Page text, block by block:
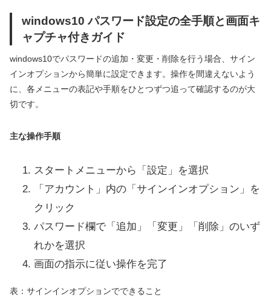
windows10 パスワード設定の全手順と画面キ
ャプチャ付きガイド
windows10でパスワードの追加・変更・削除を行う場合、サイン
インオプションから簡単に設定できます。操作を間違えないよう
に、各メニューの表記や手順をひとつずつ追って確認するのが大
切です。
主な操作手順
スタートメニューから「設定」を選択
「アカウント」内の「サインインオプション」を
クリック
パスワード欄で「追加」「変更」「削除」のいず
れかを選択
画面の指示に従い操作を完了
表：サインインオプションでできること